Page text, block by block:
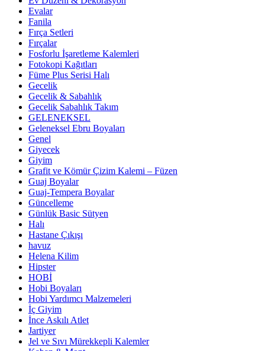
Evalar
Fanila
Fırça Setleri
Fırçalar
Fosforlu İşaretleme Kalemleri
Fotokopi Kağıtları
Füme Plus Serisi Halı
Gecelik
Gecelik & Sabahlık
Gecelik Sabahlık Takım
GELENEKSEL
Geleneksel Ebru Boyaları
Genel
Giyecek
Giyim
Grafit ve Kömür Çizim Kalemi – Füzen
Guaj Boyalar
Guaj-Tempera Boyalar
Güncelleme
Günlük Basic Sütyen
Halı
Hastane Çıkışı
havuz
Helena Kilim
Hipster
HOBİ
Hobi Boyaları
Hobi Yardımcı Malzemeleri
İç Giyim
İnce Askılı Atlet
Jartiyer
Jel ve Sıvı Mürekkepli Kalemler